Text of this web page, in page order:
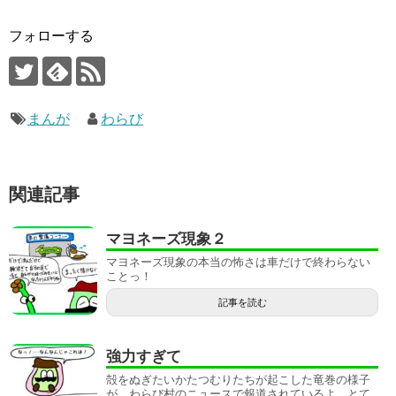
フォローする
まんが わらび
関連記事
マヨネーズ現象２
マヨネーズ現象の本当の怖さは車だけで終わらない
ことっ！
記事を読む
強力すぎて
殻をぬぎたいかたつむりたちが起こした竜巻の様子